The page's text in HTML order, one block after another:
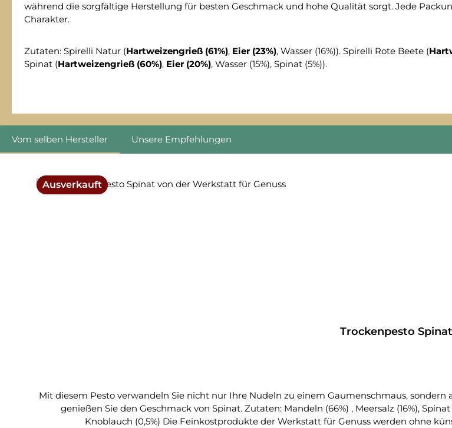
während die sorgfältige Herstellung für besten Geschmack und hohe Qualität sorgt. Jede
Charakter.
Zutaten: Spirelli Natur (Hartweizengrieß (61%), Eier (23%), Wasser (16%)). Spirelli Rote Beete (
Spinat (Hartweizengrieß (60%), Eier (20%), Wasser (15%), Spinat (5%)).
Vom selben Hersteller Unsere Empfehlungen
Ausverkauft
Trockenpesto Spinat
Mit diesem Pesto verwandeln Sie nicht nur Ihre Nudeln zu einem Gaumenschmaus, sondern
genießen Sie den Geschmack von Spinat. Zutaten: Mandeln (66%) , Meersalz (16%), Spinat (10%), Pfeffer (3%), Petersilie (3%), Basilikum (1%), Thymian (0,5%),
Knoblauch (0,5%) Die Feinkostprodukte der Werkstatt für Genuss